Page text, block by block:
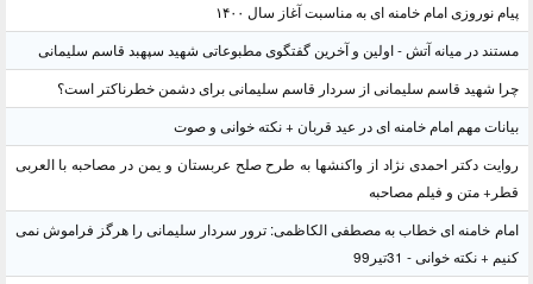
پیام نوروزی امام خامنه ای به مناسبت آغاز سال ۱۴۰۰
مستند در میانه آتش - اولین و آخرین گفتگوی مطبوعاتی شهید سپهبد قاسم سلیمانی
چرا شهید قاسم سلیمانی از سردار قاسم سلیمانی برای دشمن خطرناکتر است؟
بیانات مهم امام خامنه ای در عید قربان + نکته خوانی و صوت
روایت دکتر احمدی نژاد از واکنشها به طرح صلح عربستان و یمن در مصاحبه با العربی
قطر+ متن و فیلم مصاحبه
امام خامنه ای خطاب به مصطفی الکاظمی: ترور سردار سلیمانی را هرگز فراموش نمی
کنیم + نکته خوانی - 31تیر99